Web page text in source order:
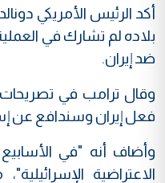
أكد الرئيس الأمريكي
بلاده لم تشارك في
ضد إيران.
وقال ترامب في تصريحات
فعل إيران وسندافع عن
وأضاف أنه "في الأسابيع
الاعتراضية